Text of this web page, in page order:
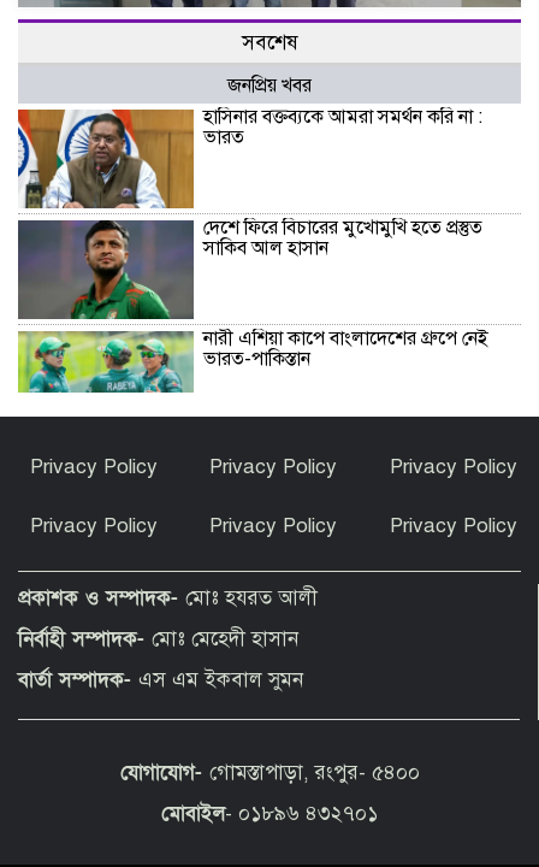
সবশেষ
জনপ্রিয় খবর
হাসিনার বক্তব্যকে আমরা সমর্থন করি না :
ভারত
দেশে ফিরে বিচারের মুখোমুখি হতে প্রস্তুত
সাকিব আল হাসান
নারী এশিয়া কাপে বাংলাদেশের গ্রুপে নেই
ভারত-পাকিস্তান
বেদুইনদের উচ্ছেদে অভিযান চলছে
রাণীশংকৈলে ইয়াবাসহ যুবক আটক
তারাগঞ্জে পানিতে ডুবে দুই শিশুর মৃত্যু
Privacy Policy Privacy Policy Privacy Policy
Privacy Policy Privacy Policy Privacy Policy
প্রকাশক ও সম্পাদক- মোঃ হযরত আলী
নির্বাহী সম্পাদক- মোঃ মেহেদী হাসান
বার্তা সম্পাদক- এস এম ইকবাল সুমন
যোগাযোগ- গোমস্তাপাড়া, রংপুর- ৫৪০০
মোবাইল- ০১৮৯৬ ৪৩২৭০১